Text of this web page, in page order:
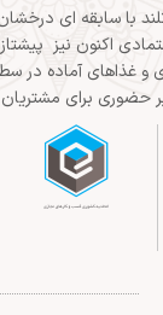
با سابقه ای
اکنون نیز
و غذاهای آماده در
حضوری برای